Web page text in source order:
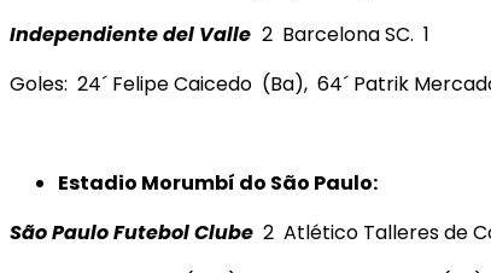
Independiente del Valle 2 Barcelona SC. 1
Goles: 24´ Felipe Caicedo (Ba), 64´ Patrik
Estadio Morumbí do São Paulo:
São Paulo Futebol Clube 2 Atlético Talleres de